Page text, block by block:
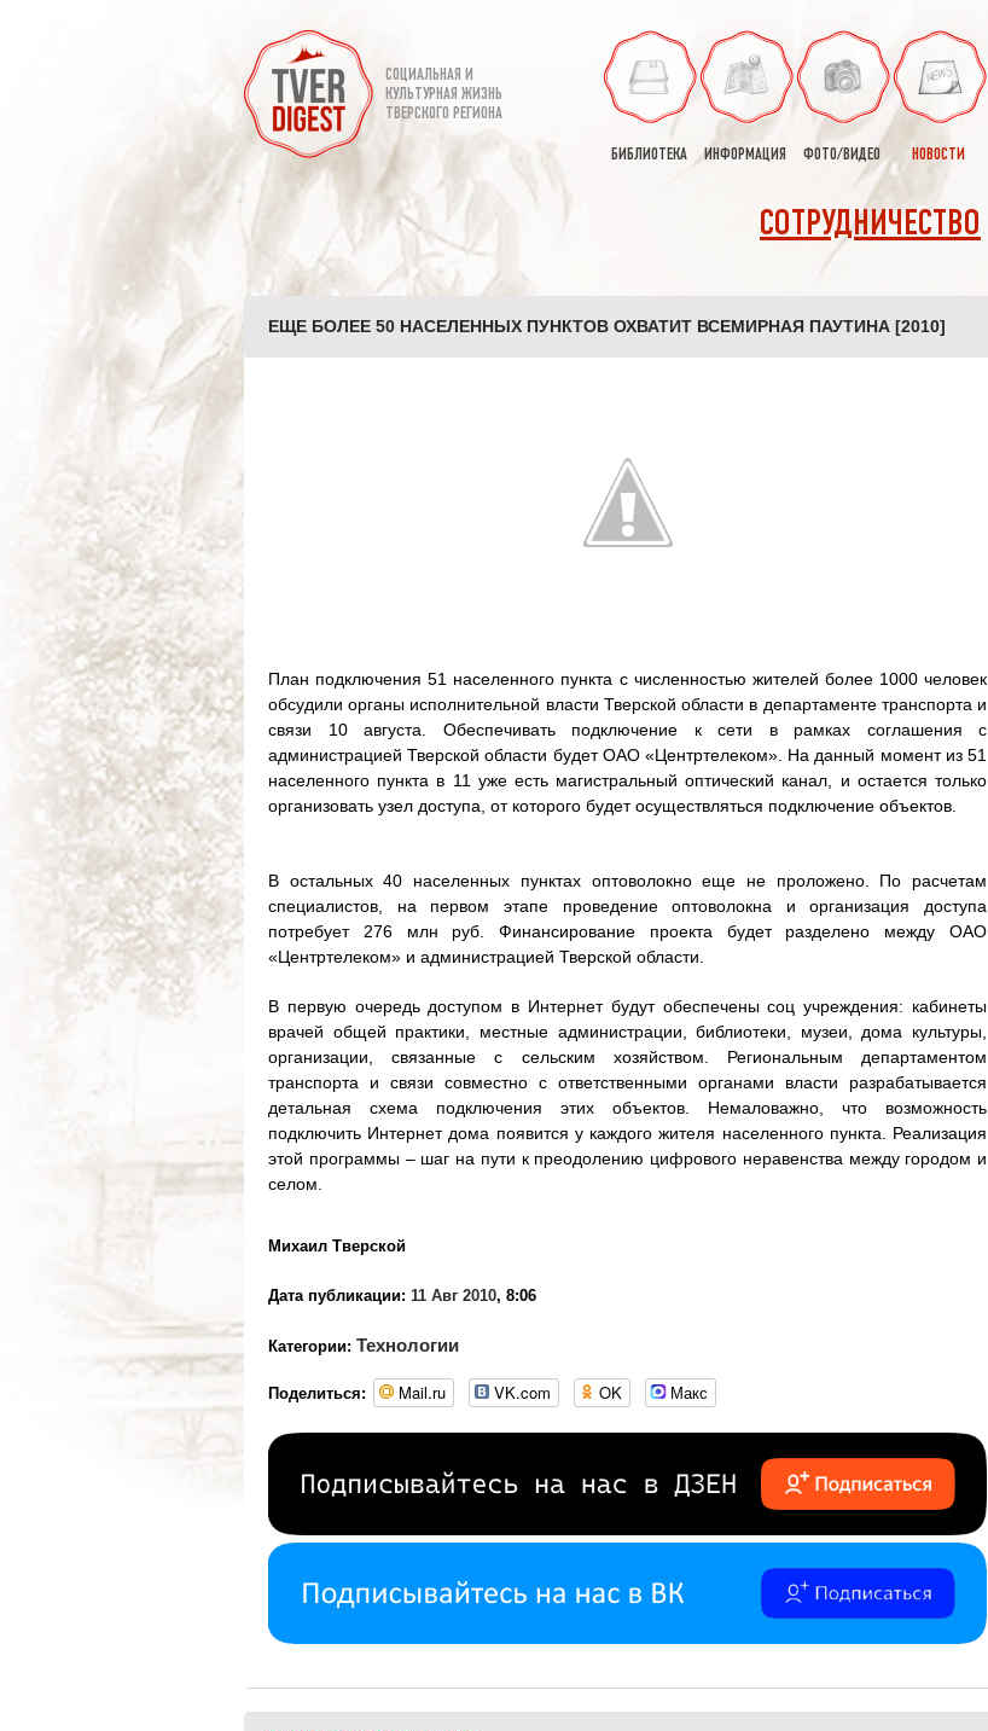
СОЦИАЛЬНАЯ И
КУЛЬТУРНАЯ ЖИЗНЬ
ТВЕРСКОГО РЕГИОНА
БИБЛИОТЕКА ИНФОРМАЦИЯ ФОТО/ВИДЕО НОВОСТИ
СОТРУДНИЧЕСТВО
ЕЩЕ БОЛЕЕ 50 НАСЕЛЕННЫХ ПУНКТОВ ОХВАТИТ ВСЕМИРНАЯ ПАУТИНА [2010]
План подключения 51 населенного пункта с численностью жителей более 1000 человек
обсудили органы исполнительной власти Тверской области в департаменте транспорта и
связи 10 августа. Обеспечивать подключение к сети в рамках соглашения с
администрацией Тверской области будет ОАО «Центртелеком». На данный момент из 51
населенного пункта в 11 уже есть магистральный оптический канал, и остается только
организовать узел доступа, от которого будет осуществляться подключение объектов.
В остальных 40 населенных пунктах оптоволокно еще не проложено. По расчетам
специалистов, на первом этапе проведение оптоволокна и организация доступа
потребует 276 млн руб. Финансирование проекта будет разделено между ОАО
«Центртелеком» и администрацией Тверской области.
В первую очередь доступом в Интернет будут обеспечены соц учреждения: кабинеты
врачей общей практики, местные администрации, библиотеки, музеи, дома культуры,
организации, связанные с сельским хозяйством. Региональным департаментом
транспорта и связи совместно с ответственными органами власти разрабатывается
детальная схема подключения этих объектов. Немаловажно, что возможность
подключить Интернет дома появится у каждого жителя населенного пункта. Реализация
этой программы – шаг на пути к преодолению цифрового неравенства между городом и
селом.
Михаил Тверской
Дата публикации: 11 Авг 2010, 8:06
Категории: Технологии
Поделиться: Mail.ru VK.com OK Макс